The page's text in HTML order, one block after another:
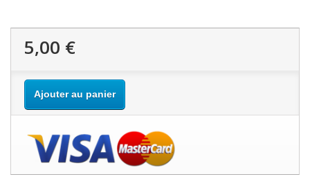
5,00 €
Ajouter au panier